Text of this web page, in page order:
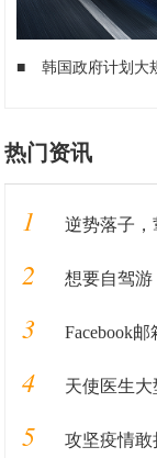
■ 韩国政府计划大
热门资讯
1 逆势落子
2 想要自驾游
3 Facebook邮箱
4 天使医生大
5 攻坚疫情敢